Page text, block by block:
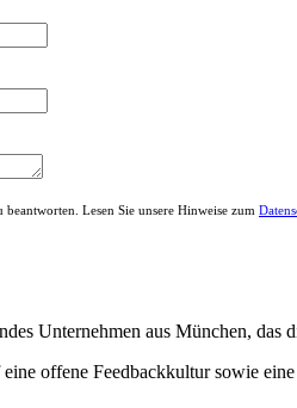
Lesen Sie unsere Hinweise zum
Unternehmen aus München,
offene Feedbackkultur sowie